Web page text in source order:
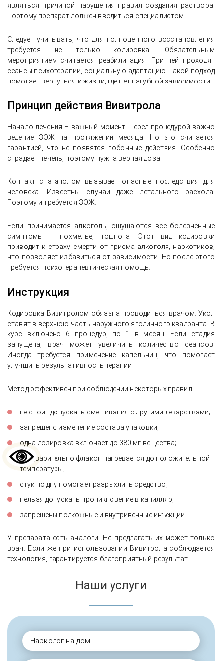
являться причиной нарушения правил создания раствора.
Поэтому препарат должен вводиться специалистом.
Следует учитывать, что для полноценного восстановления
требуется не только кодировка. Обязательным
мероприятием считается реабилитация. При ней проходят
сеансы психотерапии, социальную адаптацию. Такой подход
помогает вернуться к жизни, где нет пагубной зависимости.
Принцип действия Вивитрола
Начало лечения – важный момент. Перед процедурой важно
ведение ЗОЖ на протяжении месяца. Но это считается
гарантией, что не появятся побочные действия. Особенно
страдает печень, поэтому нужна верная доза.
Контакт с этанолом вызывает опасные последствия для
человека. Известны случаи даже летального расхода.
Поэтому и требуется ЗОЖ.
Если принимается алкоголь, ощущаются все болезненные
симптомы – похмелье, тошнота. Этот вид кодировки
приводит к страху смерти от приема алкоголя, наркотиков,
что позволяет избавиться от зависимости. Но после этого
требуется психотерапевтическая помощь.
Инструкция
Кодировка Вивитролом обязана проводиться врачом. Укол
ставят в верхнюю часть наружного ягодичного квадранта. В
курс включено 6 процедур, по 1 в месяц. Если стадия
запущена, врач может увеличить количество сеансов.
Иногда требуется применение капельниц, что помогает
улучшить результативность терапии.
Метод эффективен при соблюдении некоторых правил:
не стоит допускать смешивания с другими лекарствами;
запрещено изменение состава упаковки;
одна дозировка включает до 380 мг вещества;
предварительно флакон нагревается до положительной
температуры;
стук по дну помогает разрыхлить средство;
нельзя допускать проникновение в капилляр;
запрещены подкожные и внутривенные инъекции.
У препарата есть аналоги. Но предлагать их может только
врач. Если же при использовании Вивитрола соблюдается
технология, гарантируется благоприятный результат.
Наши услуги
Нарколог на дом